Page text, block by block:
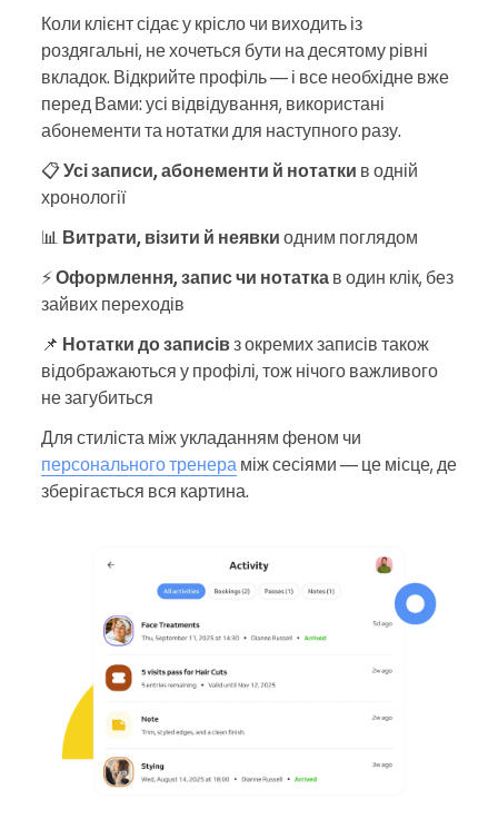
Коли клієнт сідає у крісло чи виходить із
роздягальні, не хочеться бути на десятому рівні
вкладок. Відкрийте профіль — і все необхідне вже
перед Вами: усі відвідування, використані
абонементи та нотатки для наступного разу.
📋Усі записи, абонементи й нотатки в одній
хронології
📊 Витрати, візити й неявки одним поглядом
⚡Оформлення, запис чи нотатка в один клік, без
зайвих переходів
📌 Нотатки до записівз окремих записів також
відображаються у профілі, тож нічого важливого
не загубиться
Для стиліста між укладанням феном чи
персонального тренера між сесіями — це місце, де
зберігається вся картина.